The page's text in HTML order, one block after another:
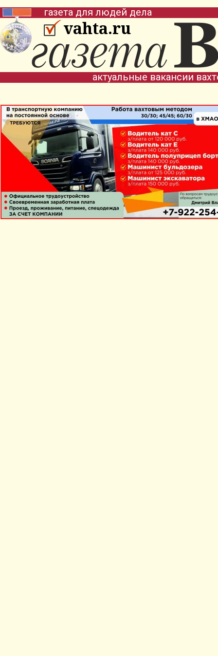
vahta.ru
газета для людей дела
актуальные вакансии